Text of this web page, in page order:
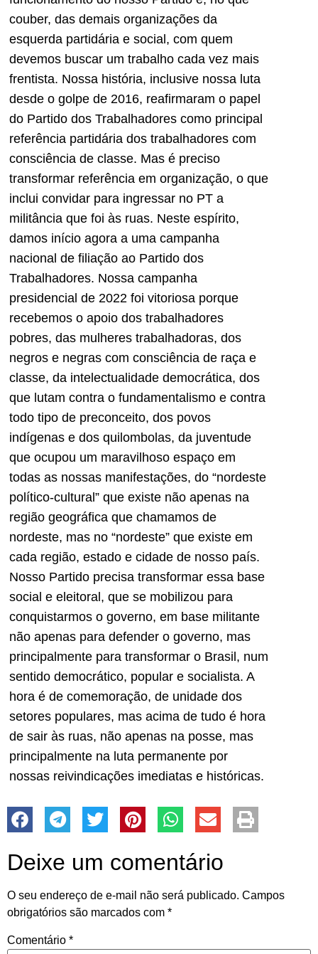
couber, das demais organizações da
esquerda partidária e social, com quem
devemos buscar um trabalho cada vez mais
frentista. Nossa história, inclusive nossa luta
desde o golpe de 2016, reafirmaram o papel
do Partido dos Trabalhadores como principal
referência partidária dos trabalhadores com
consciência de classe. Mas é preciso
transformar referência em organização, o que
inclui convidar para ingressar no PT a
militância que foi às ruas. Neste espírito,
damos início agora a uma campanha
nacional de filiação ao Partido dos
Trabalhadores. Nossa campanha
presidencial de 2022 foi vitoriosa porque
recebemos o apoio dos trabalhadores
pobres, das mulheres trabalhadoras, dos
negros e negras com consciência de raça e
classe, da intelectualidade democrática, dos
que lutam contra o fundamentalismo e contra
todo tipo de preconceito, dos povos
indígenas e dos quilombolas, da juventude
que ocupou um maravilhoso espaço em
todas as nossas manifestações, do “nordeste
político-cultural” que existe não apenas na
região geográfica que chamamos de
nordeste, mas no “nordeste” que existe em
cada região, estado e cidade de nosso país.
Nosso Partido precisa transformar essa base
social e eleitoral, que se mobilizou para
conquistarmos o governo, em base militante
não apenas para defender o governo, mas
principalmente para transformar o Brasil, num
sentido democrático, popular e socialista. A
hora é de comemoração, de unidade dos
setores populares, mas acima de tudo é hora
de sair às ruas, não apenas na posse, mas
principalmente na luta permanente por
nossas reivindicações imediatas e históricas.
Deixe um comentário
O seu endereço de e-mail não será publicado. Campos
obrigatórios são marcados com *
Comentário *